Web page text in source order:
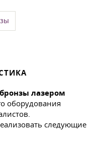
лазером
оборудования
следующие